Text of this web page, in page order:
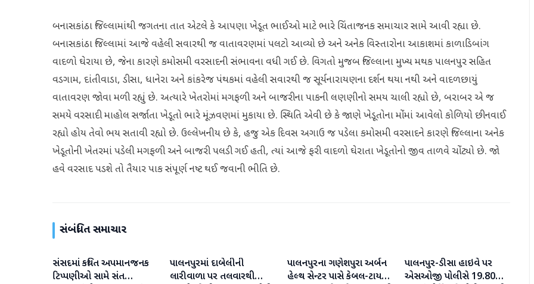
બનાસકાંઠા જિલ્લામાંથી જગતના તાત એટલે કે આપણા ખેડૂત ભાઈઓ માટે ભારે ચિંતાજનક સમાચાર સામે આવી રહ્યા છે.
બનાસકાંઠા જિલ્લામાં આજે વહેલી સવારથી જ વાતાવરણમાં પલટો આવ્યો છે અને અનેક વિસ્તારોના આકાશમાં કાળાડિબાંગ
વાદળો ઘેરાયા છે, જેના કારણે કમોસમી વરસાદની સંભાવના વધી ગઈ છે. વિગતો મુજબ જિલ્લાના મુખ્ય મથક પાલનપુર સહિત
વડગામ, દાંતીવાડા, ડીસા, ધાનેરા અને કાંકરેજ પંથકમાં વહેલી સવારથી જ સૂર્યનારાયણના દર્શન થયા નથી અને વાદળછાયું
વાતાવરણ જોવા મળી રહ્યું છે. અત્યારે ખેતરોમાં મગફળી અને બાજરીના પાકની લણણીનો સમય ચાલી રહ્યો છે, બરાબર એ જ
સમયે વરસાદી માહોલ સર્જાતા ખેડૂતો ભારે મૂંઝવણમાં મુકાયા છે. સ્થિતિ એવી છે કે જાણે ખેડૂતોના મોંમાં આવેલો કોળિયો છીનવાઈ
રહ્યો હોય તેવો ભય સતાવી રહ્યો છે. ઉલ્લેખનીય છે કે, હજુ એક દિવસ અગાઉ જ પડેલા કમોસમી વરસાદને કારણે જિલ્લાના અનેક
ખેડૂતોની ખેતરમાં પડેલી મગફળી અને બાજરી પલડી ગઈ હતી, ત્યાં આજે ફરી વાદળો ઘેરાતા ખેડૂતોનો જીવ તાળવે ચોંટ્યો છે. જો
હવે વરસાદ પડશે તો તૈયાર પાક સંપૂર્ણ નષ્ટ થઈ જવાની ભીતિ છે.
સંબંધિત સમાચાર
બનાસકાંઠા
સંસદમાં કથિત અપમાનજનક
ટિપ્પણીઓ સામે સંત
બનાસકાંઠા
પાલનપુરમાં દાબેલીની
લારીવાળા પર તલવારથી
બનાસકાંઠા
પાલનપુરના ગણેશપુરા અર્બન
હેલ્થ સેન્ટર પાસે કેબલ-ટાયર
બનાસકાંઠા
પાલનપુર-ડીસા હાઇવે પર
એસઓજી પોલીસે 19.80